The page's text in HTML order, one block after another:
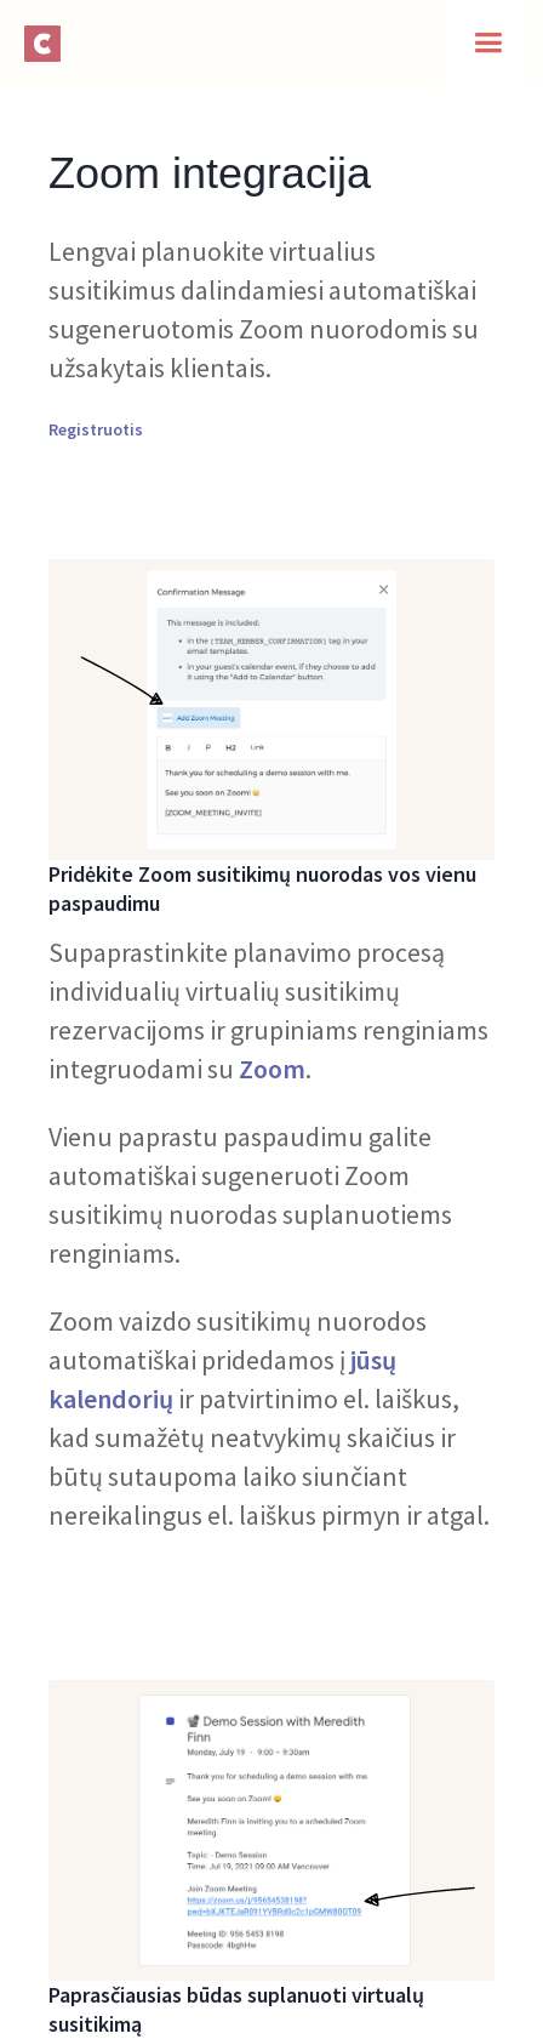
Zoom integracija
Lengvai planuokite virtualius
susitikimus dalindamiesi automatiškai
sugeneruotomis Zoom nuorodomis su
užsakytais klientais.
Registruotis
Pridėkite Zoom susitikimų nuorodas vos vienu
paspaudimu
Supaprastinkite planavimo procesą
individualių virtualių susitikimų
rezervacijoms ir grupiniams renginiams
integruodami su Zoom.
Vienu paprastu paspaudimu galite
automatiškai sugeneruoti Zoom
susitikimų nuorodas suplanuotiems
renginiams.
Zoom vaizdo susitikimų nuorodos
automatiškai pridedamos į jūsų
kalendorių ir patvirtinimo el. laiškus,
kad sumažėtų neatvykimų skaičius ir
būtų sutaupoma laiko siunčiant
nereikalingus el. laiškus pirmyn ir atgal.
Paprasčiausias būdas suplanuoti virtualų
susitikimą